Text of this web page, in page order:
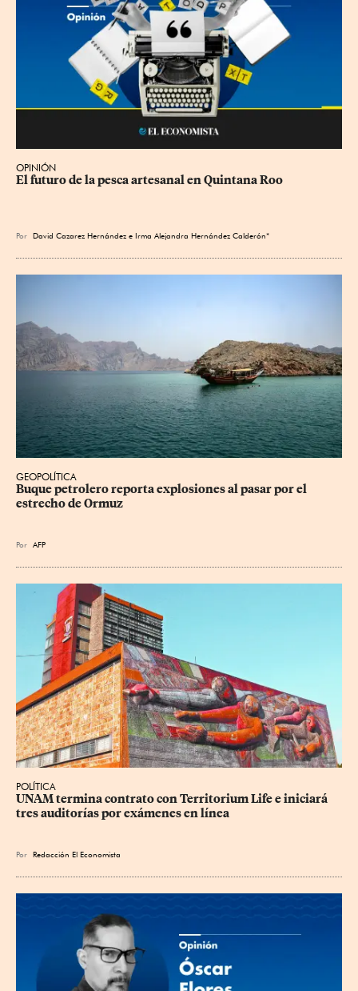
OPINIÓN
El futuro de la pesca artesanal en Quintana Roo
Por David Cazarez Hernández e Irma Alejandra Hernández Calderón*
GEOPOLÍTICA
Buque petrolero reporta explosiones al pasar por el
estrecho de Ormuz
Por AFP
POLÍTICA
UNAM termina contrato con Territorium Life e iniciará
tres auditorías por exámenes en línea
Por Redacción El Economista